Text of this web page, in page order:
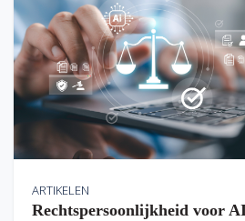
ARTIKELEN
Rechtspersoonlijkheid voor